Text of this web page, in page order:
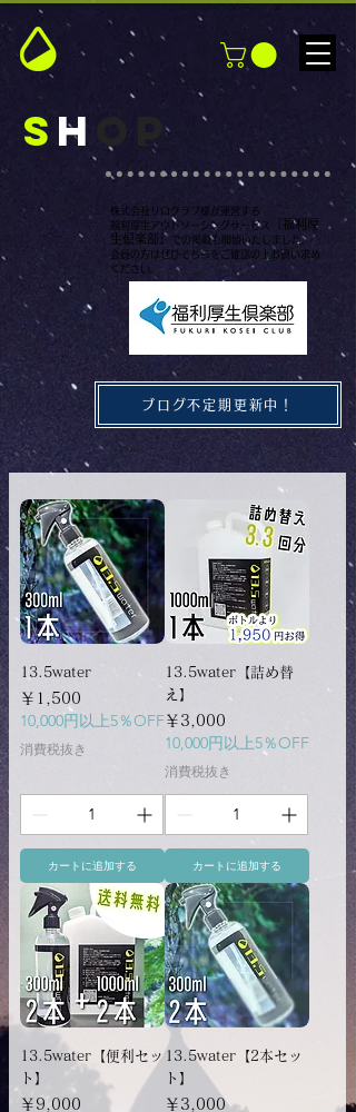
株式会社リロクラブ様が運営する
福利厚生アウトソーシングサービス
「福利厚
生倶楽部」 での掲載も開始いたしました。
​会員の方はぜひそちらをご確認の上お買い求め
ください。
S H OP
ブログ不定期更新中！
13.5water
価格
￥1,500
10,000円以上5％OFF
消費税抜き
カートに追加する
13.5water【詰め替
え】
価格
￥3,000
10,000円以上5％OFF
消費税抜き
カートに追加する
13.5water【便利セッ
ト】
価格
￥9,000
13.5water【2本セッ
ト】
価格
￥3,000